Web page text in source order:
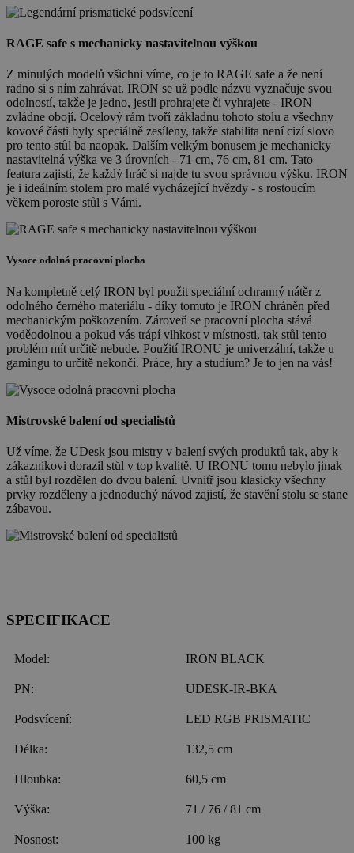
RAGE safe s mechanicky nastavitelnou výškou
Z minulých modelů všichni víme, co je to RAGE safe a že není
radno si s ním zahrávat. IRON se už podle názvu vyznačuje svou
odolností, takže je jedno, jestli prohrajete či vyhrajete - IRON
zvládne obojí. Ocelový rám tvoří základnu tohoto stolu a všechny
kovové části byly speciálně zesíleny, takže stabilita není cizí slovo
pro tento stůl ba naopak. Dalším velkým bonusem je mechanicky
nastavitelná výška ve 3 úrovních - 71 cm, 76 cm, 81 cm. Tato
featura zajistí, že každý hráč si najde tu svou správnou výšku. IRON
je i ideálním stolem pro malé vycházející hvězdy - s rostoucím
věkem poroste stůl s Vámi.
Vysoce odolná pracovní plocha
Na kompletně celý IRON byl použit speciální ochranný nátěr z
odolného černého materiálu - díky tomuto je IRON chráněn před
mechanickým poškozením. Zároveň se pracovní plocha stává
voděodolnou a pokud vás trápí vlhkost v místnosti, tak stůl tento
problém mít určitě nebude. Použití IRONU je univerzální, takže u
gamingu to určitě nekončí. Práce, hry a studium? Je to jen na vás!
Mistrovské balení od specialistů
Už víme, že UDesk jsou mistry v balení svých produktů tak, aby k
zákazníkovi dorazil stůl v top kvalitě. U IRONU tomu nebylo jinak
a stůl byl rozdělen do dvou balení. Uvnitř jsou klasicky všechny
prvky rozděleny a jednoduchý návod zajistí, že stavění stolu se stane
zábavou.
SPECIFIKACE
Model: IRON BLACK
PN: UDESK-IR-BKA
Podsvícení: LED RGB PRISMATIC
Délka: 132,5 cm
Hloubka: 60,5 cm
Výška: 71 / 76 / 81 cm
Nosnost: 100 kg